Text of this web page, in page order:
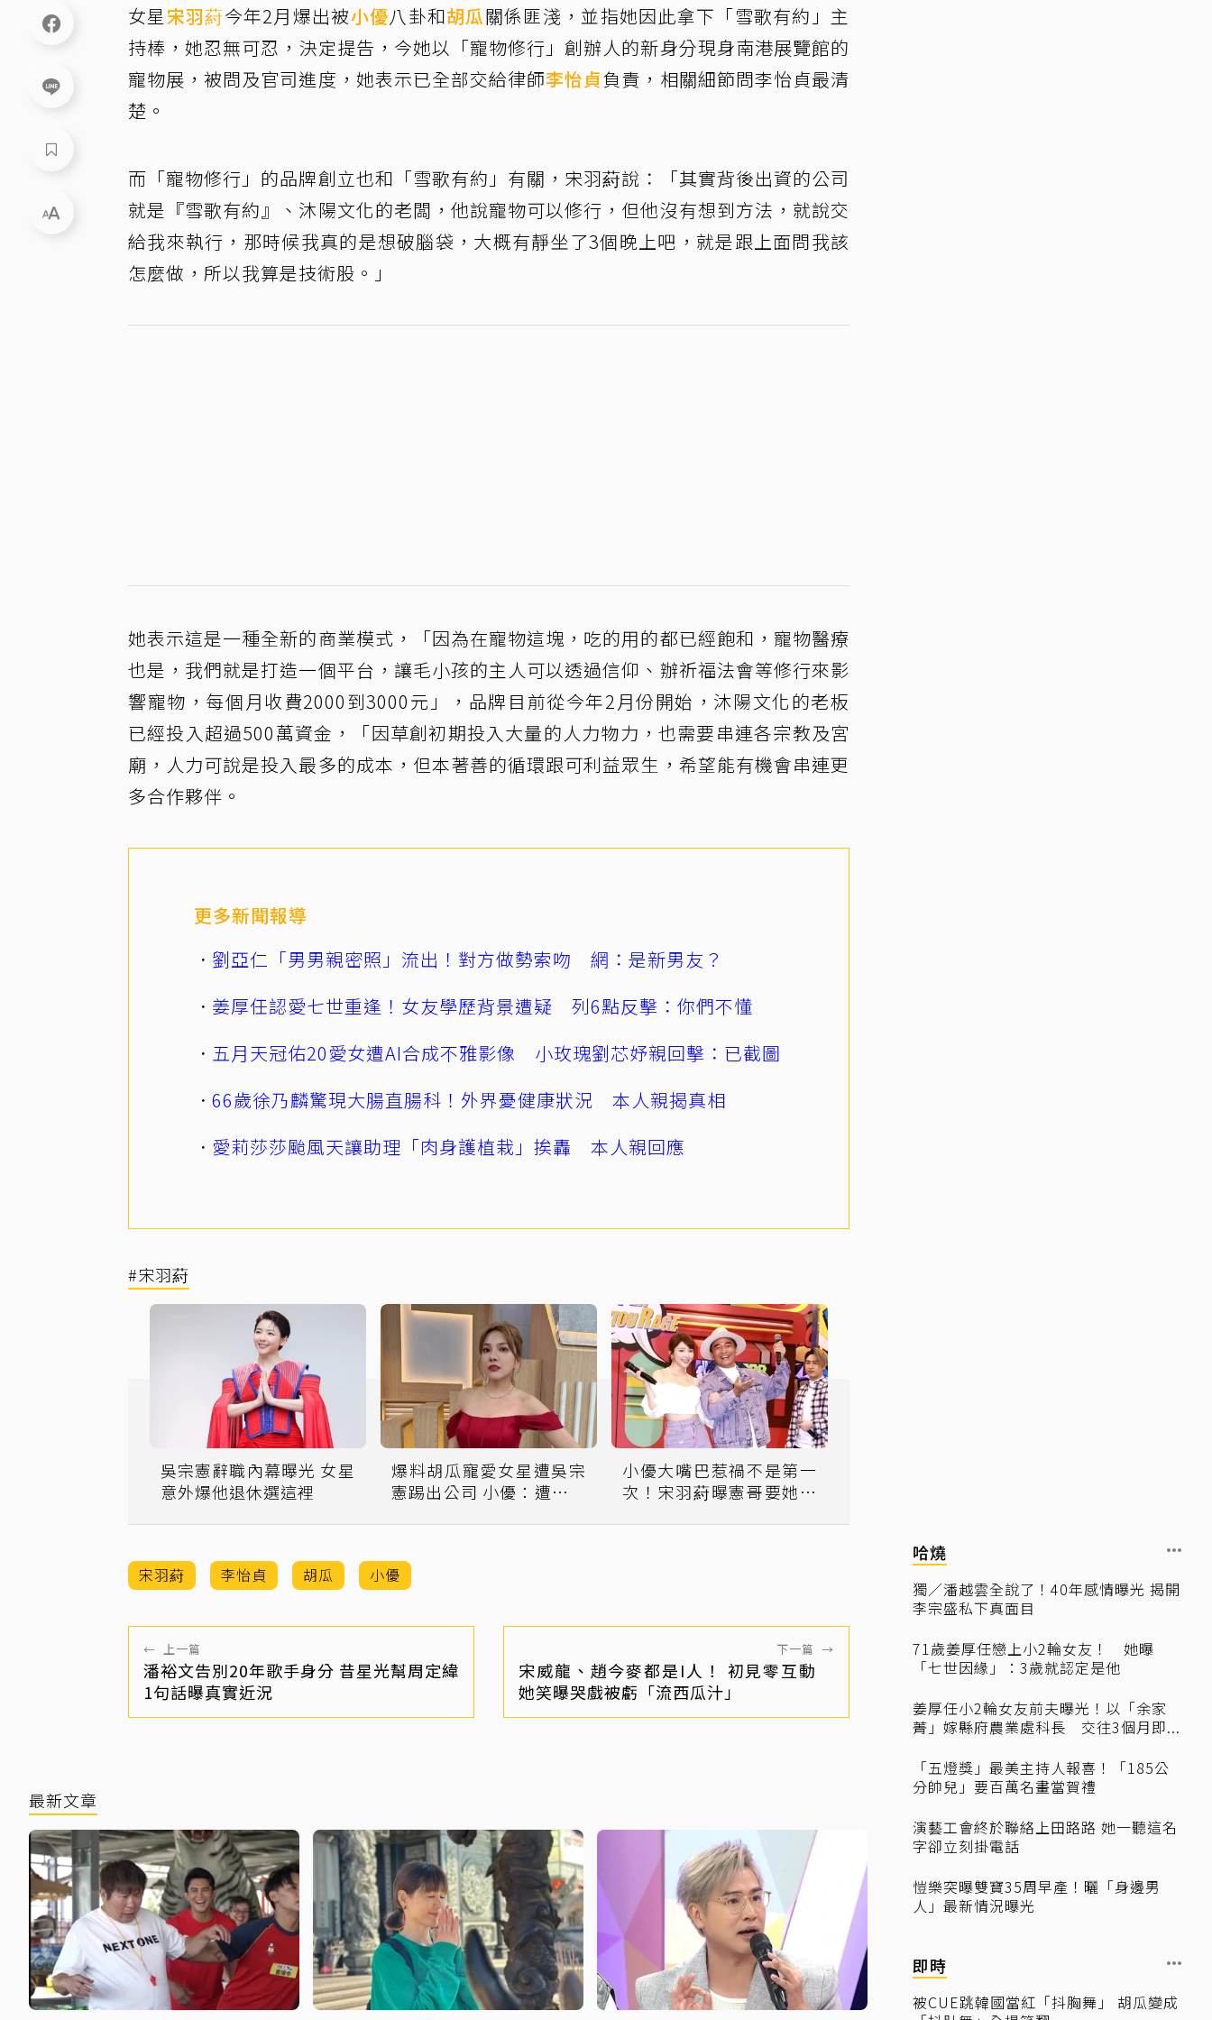
女星宋羽葤今年2月爆出被小優八卦和胡瓜關係匪淺，並指她因此拿下「雪歌有約」主
持棒，她忍無可忍，決定提告，今她以「寵物修行」創辦人的新身分現身南港展覽館的
寵物展，被問及官司進度，她表示已全部交給律師李怡貞負責，相關細節問李怡貞最清
楚。
而「寵物修行」的品牌創立也和「雪歌有約」有關，宋羽葤說：「其實背後出資的公司
就是『雪歌有約』、沐陽文化的老闆，他說寵物可以修行，但他沒有想到方法，就說交
給我來執行，那時候我真的是想破腦袋，大概有靜坐了3個晚上吧，就是跟上面問我該
怎麼做，所以我算是技術股。」
她表示這是一種全新的商業模式，「因為在寵物這塊，吃的用的都已經飽和，寵物醫療
也是，我們就是打造一個平台，讓毛小孩的主人可以透過信仰、辦祈福法會等修行來影
響寵物，每個月收費2000到3000元」，品牌目前從今年2月份開始，沐陽文化的老板
已經投入超過500萬資金，「因草創初期投入大量的人力物力，也需要串連各宗教及宮
廟，人力可說是投入最多的成本，但本著善的循環跟可利益眾生，希望能有機會串連更
多合作夥伴。
更多新聞報導
劉亞仁「男男親密照」流出！對方做勢索吻 網：是新男友？
姜厚任認愛七世重逢！女友學歷背景遭疑 列6點反擊：你們不懂
五月天冠佑20愛女遭AI合成不雅影像 小玫瑰劉芯妤親回擊：已截圖
66歲徐乃麟驚現大腸直腸科！外界憂健康狀況 本人親揭真相
愛莉莎莎颱風天讓助理「肉身護植栽」挨轟 本人親回應
#宋羽葤
吳宗憲辭職內幕曝光 女星
意外爆他退休選這裡
爆料胡瓜寵愛女星遭吳宗
憲踢出公司 小優：遭女星
小優大嘴巴惹禍不是第一
次！宋羽葤曝憲哥要她提
宋羽葤 李怡貞 胡瓜 小優
← 上一篇
潘裕文告別20年歌手身分 昔星光幫周定緯
1句話曝真實近況
下一篇 →
宋威龍、趙今麥都是I人！ 初見零互動
她笑曝哭戲被虧「流西瓜汁」
最新文章
哈燒
獨／潘越雲全說了！40年感情曝光 揭開
李宗盛私下真面目
71歲姜厚任戀上小2輪女友！ 她曝
「七世因緣」：3歲就認定是他
姜厚任小2輪女友前夫曝光！以「余家
菁」嫁縣府農業處科長 交往3個月即...
「五燈獎」最美主持人報喜！「185公
分帥兒」要百萬名畫當賀禮
演藝工會終於聯絡上田路路 她一聽這名
字卻立刻掛電話
愷樂突曝雙寶35周早產！曬「身邊男
人」最新情況曝光
即時
被CUE跳韓國當紅「抖胸舞」 胡瓜變成